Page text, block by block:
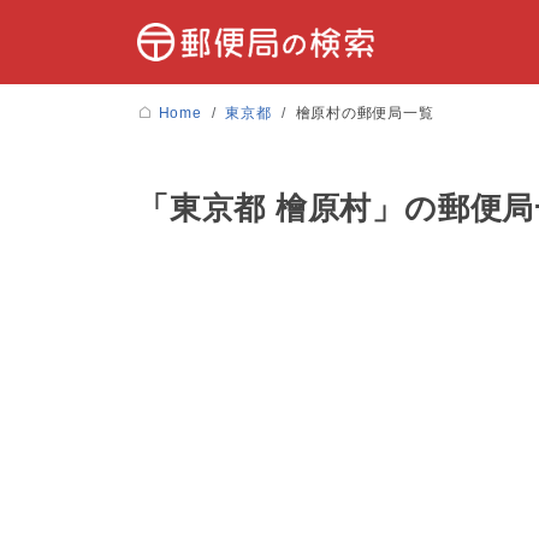
Home 東京都 檜原村の郵便局一覧
「東京都 檜原村」の郵便